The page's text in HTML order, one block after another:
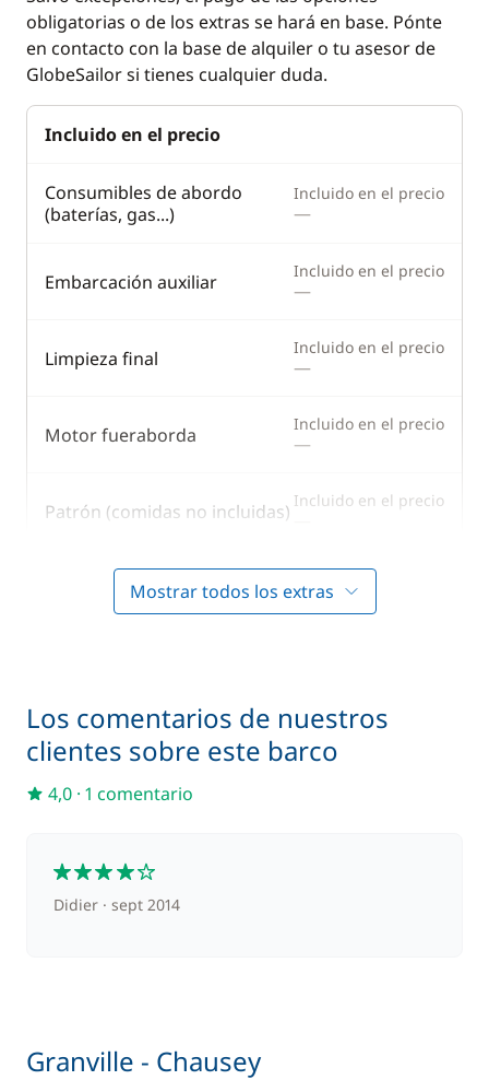
obligatorias o de los extras se hará en base. Pónte
en contacto con la base de alquiler o tu asesor de
GlobeSailor si tienes cualquier duda.
Incluido en el precio
Consumibles de abordo
(baterías, gas...)
Incluido en el precio
—
Embarcación auxiliar Incluido en el precio
—
Limpieza final Incluido en el precio
—
Motor fueraborda Incluido en el precio
—
Patrón (comidas no incluidas) Incluido en el precio
Pensión completa 50,00 €
Mostrar todos los extras
Los comentarios de nuestros
clientes sobre este barco
4,0 · 1 comentario
Didier sept 2014
Granville - Chausey